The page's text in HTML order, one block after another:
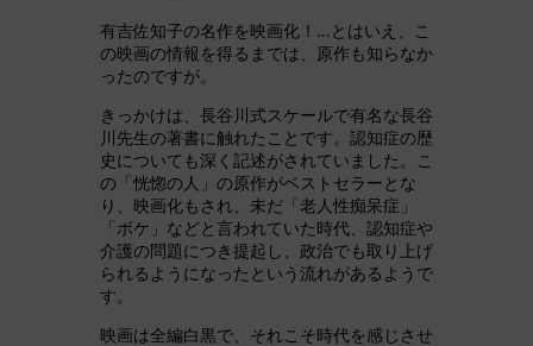
有吉佐知子の名作を映画化！…とはいえ、こ
の映画の情報を得るまでは、原作も知らなか
ったのですが。
きっかけは、長谷川式スケールで有名な長谷
川先生の著書に触れたことです。認知症の歴
史についても深く記述がされていました。こ
の「恍惚の人」の原作がベストセラーとな
り、映画化もされ、未だ「老人性痴呆症」
「ボケ」などと言われていた時代、認知症や
介護の問題につき提起し、政治でも取り上げ
られるようになったという流れがあるようで
す。
映画は全編白黒で、それこそ時代を感じさせ